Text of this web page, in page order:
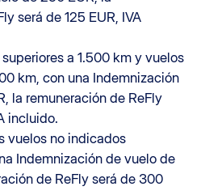
será de 125 EUR, IVA
a 1.500 km y vuelos
km, con una Indemnización
la remuneración de ReFly
incluido.
vuelos no indicados
Indemnización de vuelo de
de ReFly será de 300